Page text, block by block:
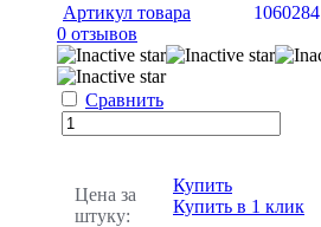
Артикул товара
1060284
0 отзывов
Сравнить
Цена за
штуку:
Купить
Купить в 1 клик